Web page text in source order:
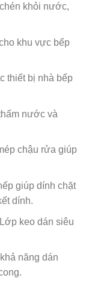
khỏi nước,
khu vực bếp
thiết bị nhà bếp
nước và
chậu rửa giúp
giúp dính chặt
dính.
keo dán siêu
năng dán